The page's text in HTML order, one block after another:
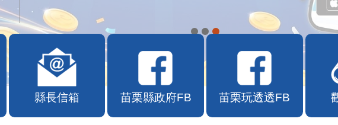
縣長信箱 苗栗縣政府FB 苗栗玩透透FB